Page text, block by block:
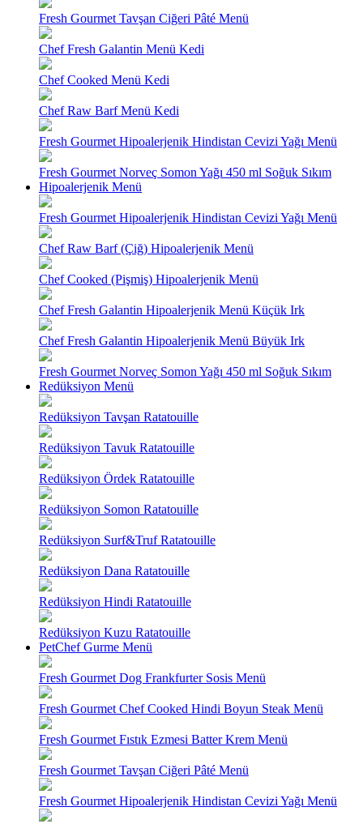
Fresh Gourmet Tavşan Ciğeri Pâté Menü
Chef Fresh Galantin Menü Kedi
Chef Cooked Menü Kedi
Chef Raw Barf Menü Kedi
Fresh Gourmet Hipoalerjenik Hindistan Cevizi Yağı Menü
Fresh Gourmet Norveç Somon Yağı 450 ml Soğuk Sıkım
Hipoalerjenik Menü
Fresh Gourmet Hipoalerjenik Hindistan Cevizi Yağı Menü
Chef Raw Barf (Çiğ) Hipoalerjenik Menü
Chef Cooked (Pişmiş) Hipoalerjenik Menü
Chef Fresh Galantin Hipoalerjenik Menü Küçük Irk
Chef Fresh Galantin Hipoalerjenik Menü Büyük Irk
Fresh Gourmet Norveç Somon Yağı 450 ml Soğuk Sıkım
Redüksiyon Menü
Redüksiyon Tavşan Ratatouille
Redüksiyon Tavuk Ratatouille
Redüksiyon Ördek Ratatouille
Redüksiyon Somon Ratatouille
Redüksiyon Surf&Truf Ratatouille
Redüksiyon Dana Ratatouille
Redüksiyon Hindi Ratatouille
Redüksiyon Kuzu Ratatouille
PetChef Gurme Menü
Fresh Gourmet Dog Frankfurter Sosis Menü
Fresh Gourmet Chef Cooked Hindi Boyun Steak Menü
Fresh Gourmet Fıstık Ezmesi Batter Krem Menü
Fresh Gourmet Tavşan Ciğeri Pâté Menü
Fresh Gourmet Hipoalerjenik Hindistan Cevizi Yağı Menü